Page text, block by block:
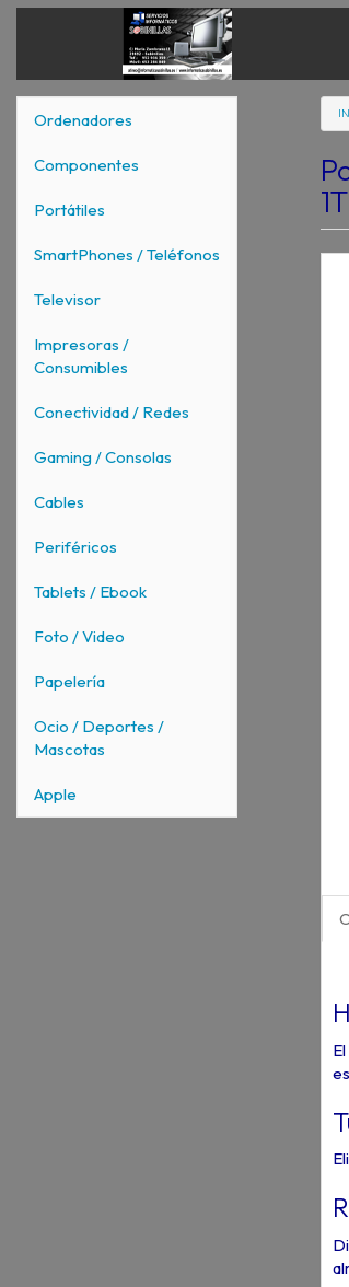
Ordenadores
Componentes
Portátiles
SmartPhones / Teléfonos
Televisor
Impresoras /
Consumibles
Conectividad / Redes
Gaming / Consolas
Cables
Periféricos
Tablets / Ebook
Foto / Video
Papelería
Ocio / Deportes /
Mascotas
Apple